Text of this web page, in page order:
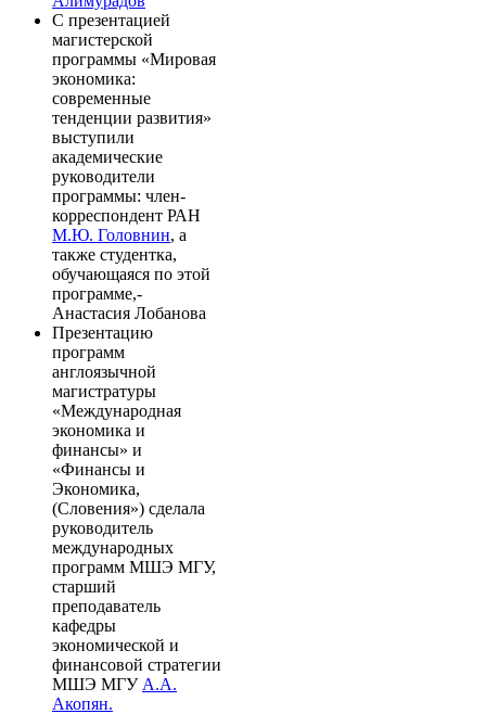
С презентацией
магистерской
программы «Мировая
экономика:
современные
тенденции развития»
выступили
академические
руководители
программы: член-
корреспондент РАН
М.Ю. Головнин, а
также студентка,
обучающаяся по этой
программе,-
Анастасия Лобанова
Презентацию
программ
англоязычной
магистратуры
«Международная
экономика и
финансы» и
«Финансы и
Экономика,
(Словения») сделала
руководитель
международных
программ МШЭ МГУ,
старший
преподаватель
кафедры
экономической и
финансовой стратегии
МШЭ МГУ А.А.
Акопян.